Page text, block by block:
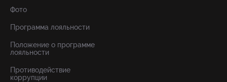
Фото
Программа лояльности
Положение о программе
лояльности
Противодействие
коррупции